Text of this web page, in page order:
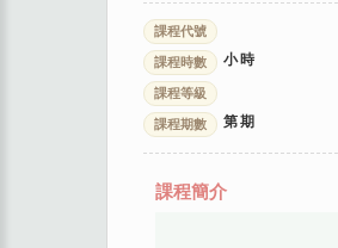
課程代號
課程時數 小時
課程等級
課程期數 第期
課程簡介